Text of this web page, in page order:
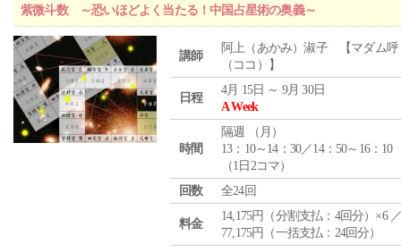
紫微斗数 ～恐いほどよく当たる！中国占星術の奥義～
講師
阿上（あかみ）淑子 【マダム呼
（ココ）】
日程
4月 15日 ～ 9月 30日
A Week
時間
隔週 （ 月 ）
13：10～14：30／14：50～16：10
（1日2コマ）
回数
全24回
料金
14,175円（分割支払：4回分）×6
77,175円（一括支払：24回分）